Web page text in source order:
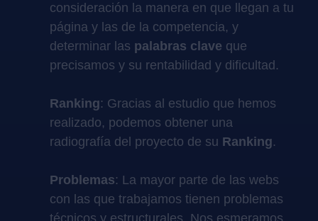
consideración la manera en que llegan a tu
página y las de la competencia, y
determinar las palabras clave que
precisamos y su rentabilidad y dificultad.
Ranking: Gracias al estudio que hemos
realizado, podemos obtener una
radiografía del proyecto de su Ranking.
Problemas: La mayor parte de las webs
con las que trabajamos tienen problemas
técnicos y estructurales. Nos esmeramos